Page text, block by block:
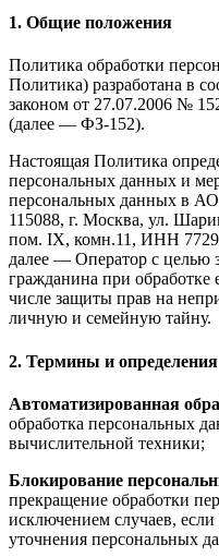
1. Общие положения
Политика обработки
Политика) разработана в
законом от 27.07.2006 №
(далее — ФЗ-152).
Настоящая Политика
персональных данных и
персональных данных в
115088, г. Москва, ул.
пом. IX, комн.11, ИНН
далее — Оператор с целью
гражданина при
числе защиты прав на
личную и семейную тайну.
2. Термины и определения
Автоматизированная
обработка персональных
вычислительной техники;
Блокирование
прекращение обработки
исключением случаев,
уточнения персональных